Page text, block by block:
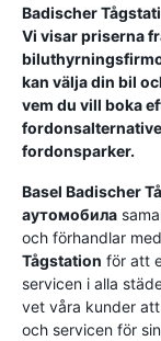
Badischer
Vi visar priserna
kan välja din bil
vem du vill boka
fordonsparker.
Basel Badischer
аутомобила
och förhandlar
Tågstation för att
servicen i alla
vet våra kunder
och servicen för